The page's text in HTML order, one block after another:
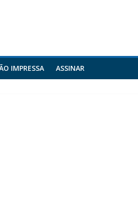
IMPRESSA ASSINAR